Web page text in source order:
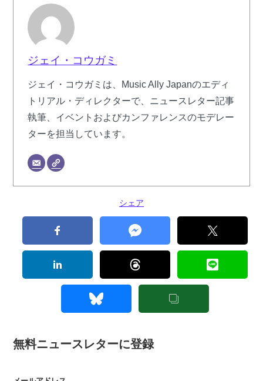
ジェイ・コウガミ
ジェイ・コウガミは、Music Ally Japanのエディ
トリアル・ディレクターで、ニュースレター記事
執筆、イベントおよびカンファレンスのモデレー
ターを担当しています。
シェア
無料ニュースレターに登録